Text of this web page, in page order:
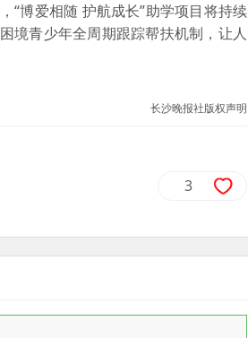
“博爱相随 护航成长”助学项目将持续
境青少年全周期跟踪帮扶机制，让人
长沙晚报社版权声明
3